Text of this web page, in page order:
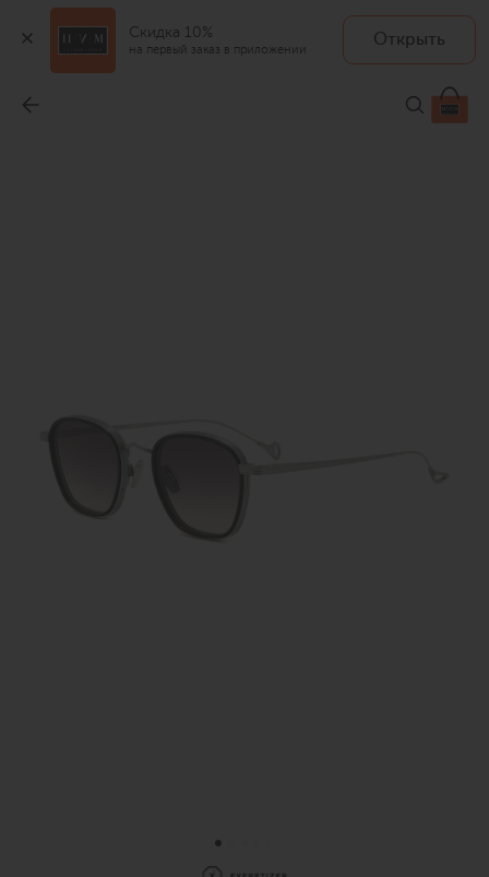
Скидка 10%
на первый заказ в приложении
Открыть
25 550 ₽